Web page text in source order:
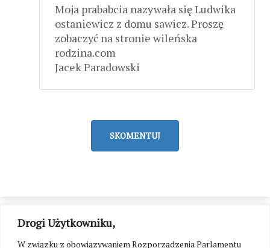
Drogi Użytkowniku,
W związku z obowiązywaniem Rozporządzenia Parlamentu
Moja prababcia nazywała się Ludwika
ostaniewicz z domu sawicz. Proszę
zobaczyć na stronie wileńska
rodzina.com
Jacek Paradowski
SKOMENTUJ